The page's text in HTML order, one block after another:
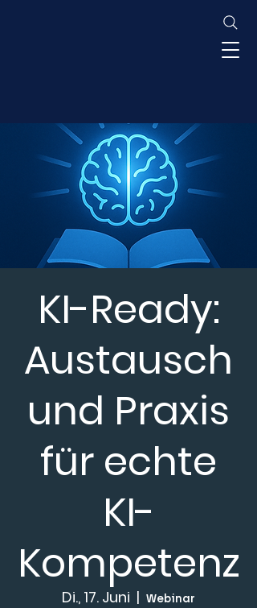
KI-Ready:
Austausch
und Praxis
für echte
KI-
Kompetenz
Di., 17. Juni
  |
Webinar